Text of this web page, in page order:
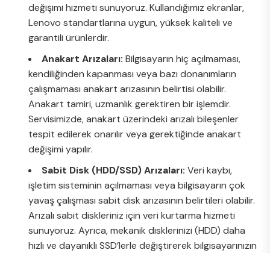
değişimi hizmeti sunuyoruz. Kullandığımız ekranlar,
Lenovo standartlarına uygun, yüksek kaliteli ve
garantili ürünlerdir.
Anakart Arızaları: Bilgisayarın hiç açılmaması,
kendiliğinden kapanması veya bazı donanımların
çalışmaması anakart arızasının belirtisi olabilir.
Anakart tamiri, uzmanlık gerektiren bir işlemdir.
Servisimizde, anakart üzerindeki arızalı bileşenler
tespit edilerek onarılır veya gerektiğinde anakart
değişimi yapılır.
Sabit Disk (HDD/SSD) Arızaları: Veri kaybı,
işletim sisteminin açılmaması veya bilgisayarın çok
yavaş çalışması sabit disk arızasının belirtileri olabilir.
Arızalı sabit diskleriniz için veri kurtarma hizmeti
sunuyoruz. Ayrıca, mekanik disklerinizi (HDD) daha
hızlı ve dayanıklı SSD’lerle değiştirerek bilgisayarınızın